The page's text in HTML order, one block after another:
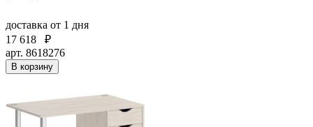
доставка от 1 дня
17 618
₽
арт. 8618276
В корзину